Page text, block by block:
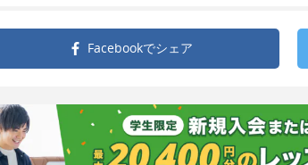
Facebookでシェア